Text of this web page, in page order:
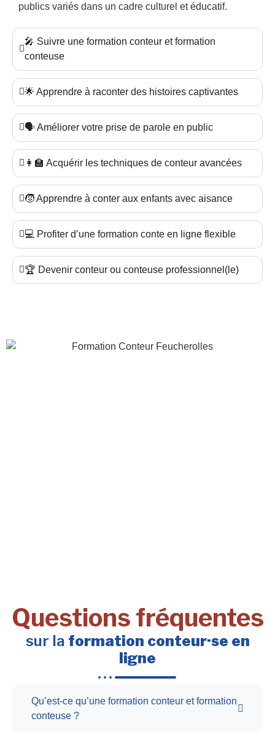
publics variés dans un cadre culturel et éducatif.
🎤 Suivre une formation conteur et formation
conteuse
🌟 Apprendre à raconter des histoires captivantes
🗣️ Améliorer votre prise de parole en public
👩‍🏫 Acquérir les techniques de conteur avancées
🧒 Apprendre à conter aux enfants avec aisance
💻 Profiter d’une formation conte en ligne flexible
🏆 Devenir conteur ou conteuse professionnel(le)
Questions fréquentes
sur la formation conteur·se en
ligne
Qu’est-ce qu’une formation conteur et formation
conteuse ?